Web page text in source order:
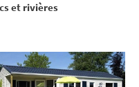
et rivières